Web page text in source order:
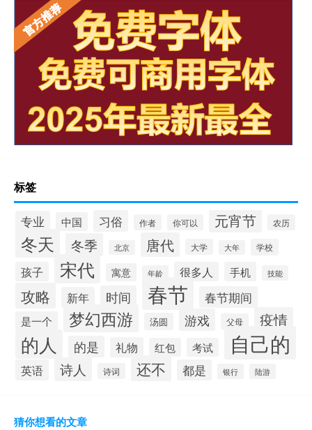
标签
专业 中国 习俗 作者 你可以 元宵节 农历
冬天 冬季 北京 唐代 大学 大年 学校
孩子 宋代 寓意 年龄 很多人 手机 技能
攻略 新年 时间 春节 春节期间
是一个 梦幻西游 汤圆 游戏 父母 疫情
的人 的是 礼物 红包 考试 自己的
英语 诗人 诗词 还不 都是 银行 陆游
猜你想看的文章